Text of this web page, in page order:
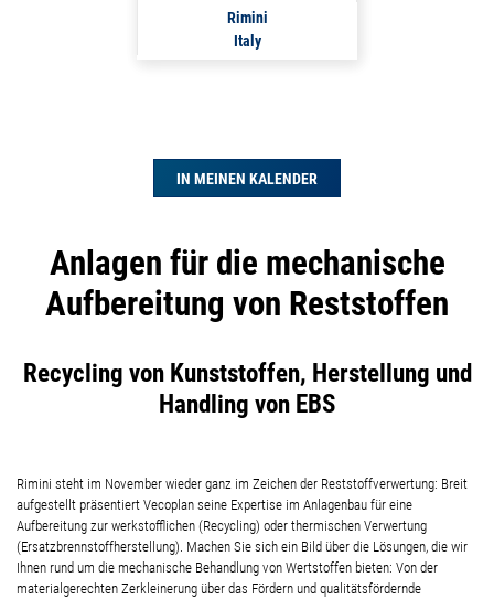
Rimini
Italy
IN MEINEN KALENDER
Anlagen für die mechanische
Aufbereitung von Reststoffen
Recycling von Kunststoffen, Herstellung und
Handling von EBS
Rimini steht im November wieder ganz im Zeichen der Reststoffverwertung: Breit
aufgestellt präsentiert Vecoplan seine Expertise im Anlagenbau für eine
Aufbereitung zur werkstofflichen (Recycling) oder thermischen Verwertung
(Ersatzbrennstoffherstellung). Machen Sie sich ein Bild über die Lösungen, die wir
Ihnen rund um die mechanische Behandlung von Wertstoffen bieten: Von der
materialgerechten Zerkleinerung über das Fördern und qualitätsfördernde